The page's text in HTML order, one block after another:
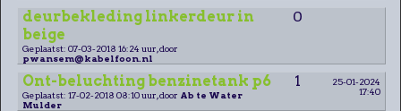
deurbekleding linkerdeur in
beige
0
Geplaatst: 07-03-2018 16:24 uur, door
pwansem@kabelfoon.nl
Ont-beluchting benzinetank p6 1
25-01-2024
17:40
Geplaatst: 17-02-2018 08:10 uur, door Ab te Water
Mulder